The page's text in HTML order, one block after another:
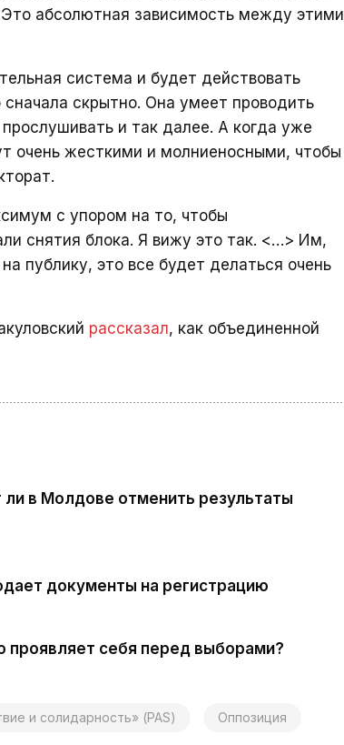
абсолютная зависимость между этими
система и будет действовать
сначала скрытно. Она умеет проводить
и так далее. А когда уже
очень жесткими и молниеносными, чтобы
с упором на то, чтобы
снятия блока. Я вижу это так. <…> Им,
публику, это все будет делаться очень
рассказал, как объединенной
в Молдове отменить результаты
документы на регистрацию
проявляет себя перед выборами?
и солидарность» (PAS) Оппозиция